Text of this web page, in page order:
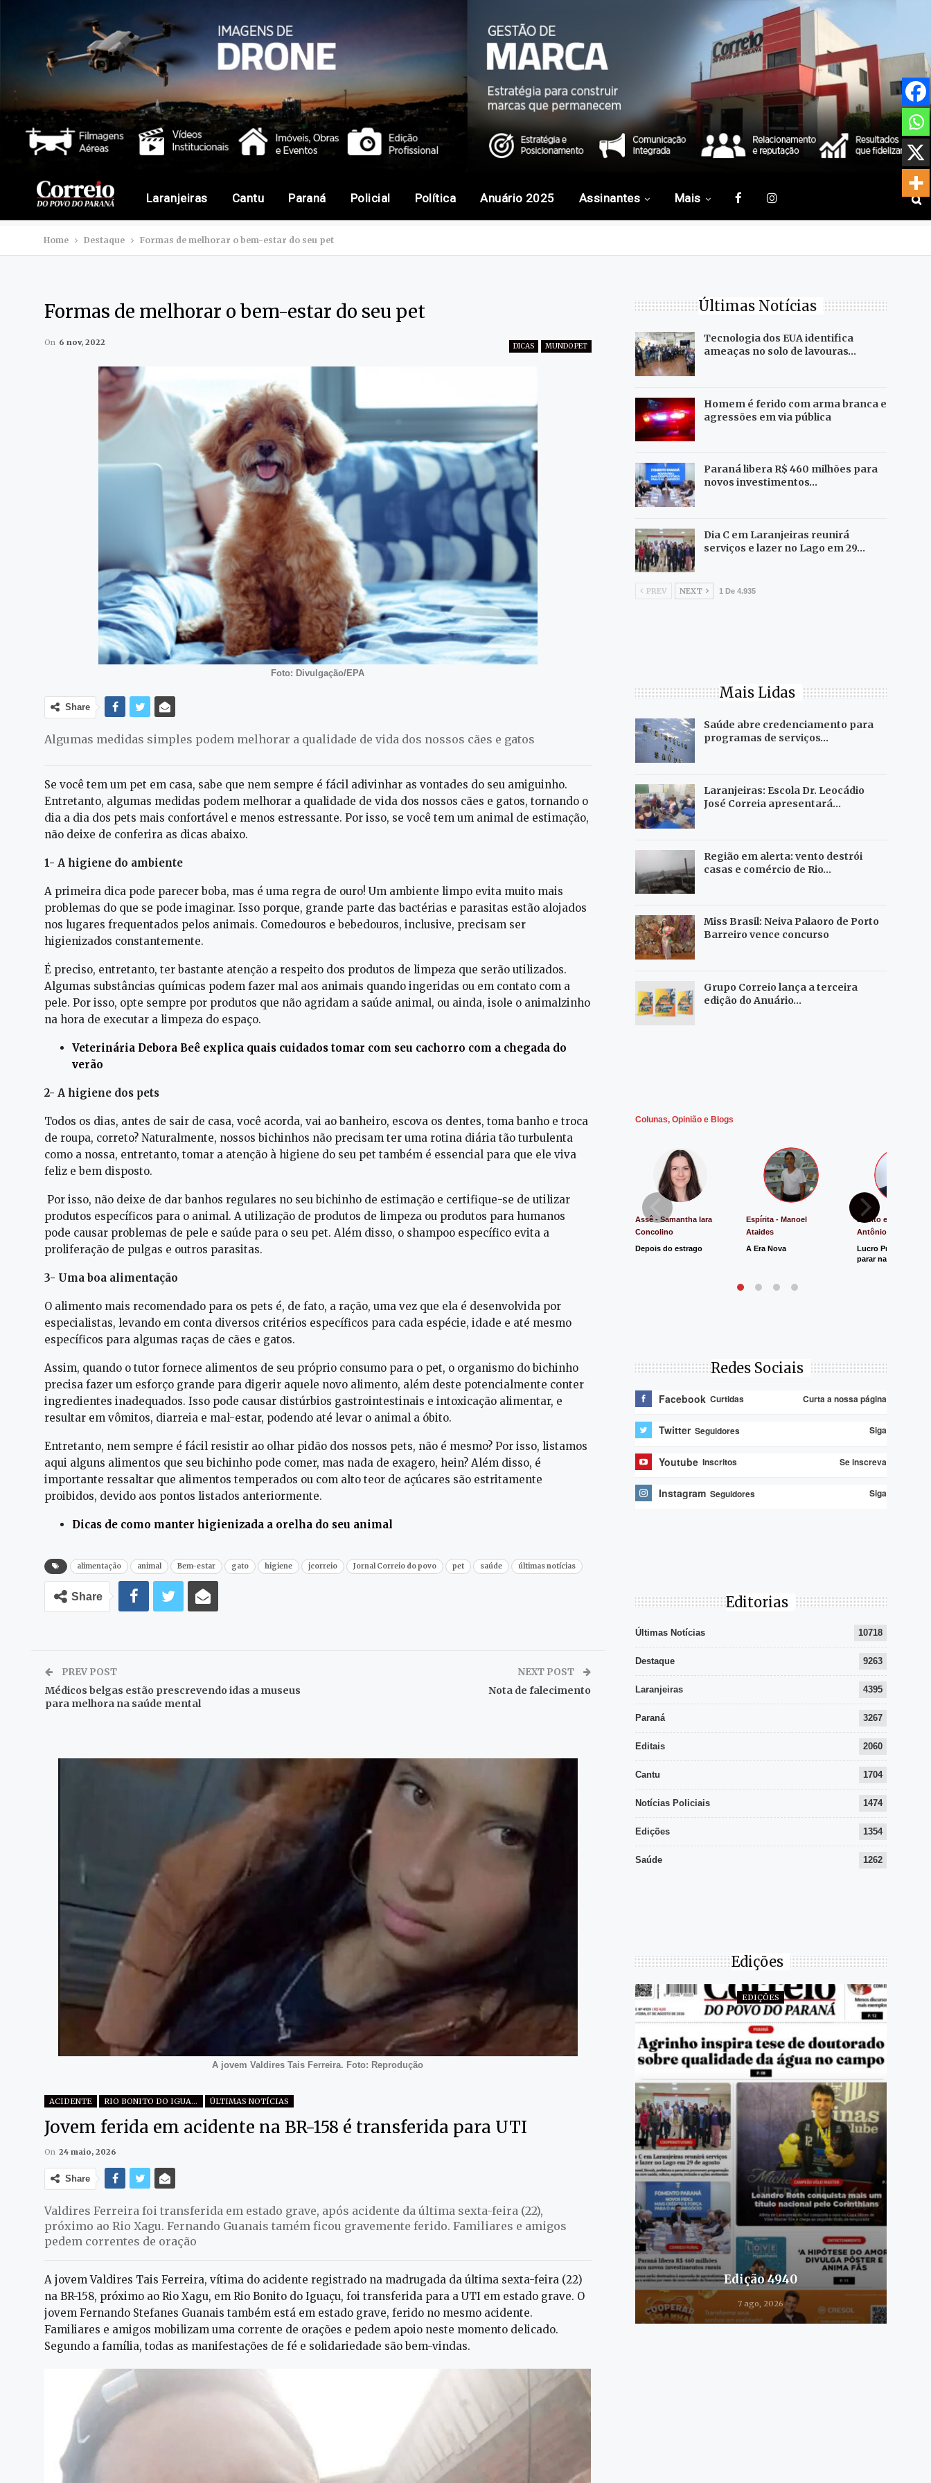
Laranjeiras Cantu Paraná Policial Política Anuário 2025 Assinantes Mais
Home Destaque Formas de melhorar o bem-estar do seu pet
Formas de melhorar o bem-estar do seu pet
DICAS MUNDO PET
On 6 nov, 2022
Foto: Divulgação/EPA
Share
Algumas medidas simples podem melhorar a qualidade de vida dos nossos cães e gatos
Se você tem um pet em casa, sabe que nem sempre é fácil adivinhar as vontades do seu amiguinho.
Entretanto, algumas medidas podem melhorar a qualidade de vida dos nossos cães e gatos, tornando o
dia a dia dos pets mais confortável e menos estressante. Por isso, se você tem um animal de estimação,
não deixe de conferira as dicas abaixo.
1- A higiene do ambiente
A primeira dica pode parecer boba, mas é uma regra de ouro! Um ambiente limpo evita muito mais
problemas do que se pode imaginar. Isso porque, grande parte das bactérias e parasitas estão alojados
nos lugares frequentados pelos animais. Comedouros e bebedouros, inclusive, precisam ser
higienizados constantemente.
É preciso, entretanto, ter bastante atenção a respeito dos produtos de limpeza que serão utilizados.
Algumas substâncias químicas podem fazer mal aos animais quando ingeridas ou em contato com a
pele. Por isso, opte sempre por produtos que não agridam a saúde animal, ou ainda, isole o animalzinho
na hora de executar a limpeza do espaço.
Veterinária Debora Beê explica quais cuidados tomar com seu cachorro com a chegada do
verão
2- A higiene dos pets
Todos os dias, antes de sair de casa, você acorda, vai ao banheiro, escova os dentes, toma banho e troca
de roupa, correto? Naturalmente, nossos bichinhos não precisam ter uma rotina diária tão turbulenta
como a nossa, entretanto, tomar a atenção à higiene do seu pet também é essencial para que ele viva
feliz e bem disposto.
Por isso, não deixe de dar banhos regulares no seu bichinho de estimação e certifique-se de utilizar
produtos específicos para o animal. A utilização de produtos de limpeza ou produtos para humanos
pode causar problemas de pele e saúde para o seu pet. Além disso, o shampoo específico evita a
proliferação de pulgas e outros parasitas.
3- Uma boa alimentação
O alimento mais recomendado para os pets é, de fato, a ração, uma vez que ela é desenvolvida por
especialistas, levando em conta diversos critérios específicos para cada espécie, idade e até mesmo
específicos para algumas raças de cães e gatos.
Assim, quando o tutor fornece alimentos de seu próprio consumo para o pet, o organismo do bichinho
precisa fazer um esforço grande para digerir aquele novo alimento, além deste potencialmente conter
ingredientes inadequados. Isso pode causar distúrbios gastrointestinais e intoxicação alimentar, e
resultar em vômitos, diarreia e mal-estar, podendo até levar o animal a óbito.
Entretanto, nem sempre é fácil resistir ao olhar pidão dos nossos pets, não é mesmo? Por isso, listamos
aqui alguns alimentos que seu bichinho pode comer, mas nada de exagero, hein? Além disso, é
importante ressaltar que alimentos temperados ou com alto teor de açúcares são estritamente
proibidos, devido aos pontos listados anteriormente.
Dicas de como manter higienizada a orelha do seu animal
alimentação animal Bem-estar gato higiene jcorreio Jornal Correio do povo pet saúde últimas notícias
Share
PREV POST
Médicos belgas estão prescrevendo idas a museus
para melhora na saúde mental
NEXT POST
Nota de falecimento
A jovem Valdires Tais Ferreira. Foto: Reprodução
ACIDENTE RIO BONITO DO IGUAÇU ÚLTIMAS NOTÍCIAS
Jovem ferida em acidente na BR-158 é transferida para UTI
On 24 maio, 2026
Share
Valdires Ferreira foi transferida em estado grave, após acidente da última sexta-feira (22),
próximo ao Rio Xagu. Fernando Guanais tamém ficou gravemente ferido. Familiares e amigos
pedem correntes de oração
A jovem Valdires Tais Ferreira, vítima do acidente registrado na madrugada da última sexta-feira (22)
na BR-158, próximo ao Rio Xagu, em Rio Bonito do Iguaçu, foi transferida para a UTI em estado grave. O
jovem Fernando Stefanes Guanais também está em estado grave, ferido no mesmo acidente.
Familiares e amigos mobilizam uma corrente de orações e pedem apoio neste momento delicado.
Segundo a família, todas as manifestações de fé e solidariedade são bem-vindas.
Últimas Notícias
Tecnologia dos EUA identifica
ameaças no solo de lavouras…
Homem é ferido com arma branca e
agressões em via pública
Paraná libera R$ 460 milhões para
novos investimentos…
Dia C em Laranjeiras reunirá
serviços e lazer no Lago em 29…
PREV NEXT 1 De 4.935
Mais Lidas
Saúde abre credenciamento para
programas de serviços…
Laranjeiras: Escola Dr. Leocádio
José Correia apresentará…
Região em alerta: vento destrói
casas e comércio de Rio…
Miss Brasil: Neiva Palaoro de Porto
Barreiro vence concurso
Grupo Correio lança a terceira
edição do Anuário…
Colunas, Opinião e Blogs
Assê - Samantha Iara
Concolino
Depois do estrago
Espírita - Manoel
Ataides
A Era Nova
Direito e Justiça -
Antônio de Souza
Lucro Presumido
parar na Justiça
Redes Sociais
Facebook Curtidas Curta a nossa página
Twitter Seguidores Siga
Youtube Inscritos Se inscreva
Instagram Seguidores Siga
Editorias
Últimas Notícias 10718
Destaque 9263
Laranjeiras 4395
Paraná 3267
Editais 2060
Cantu 1704
Notícias Policiais 1474
Edições 1354
Saúde 1262
Edições
EDIÇÕES
Edição 4940
7 ago, 2026